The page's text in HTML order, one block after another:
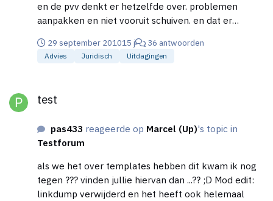
en de pvv denkt er hetzelfde over. problemen
aanpakken en niet vooruit schuiven. en dat er
wegen is al een heel positief begin. De veiligheid is
ook een belangrijk punt van dit kabinet en dat is
29 september 201015 j 36 antwoorden
Advies Juridisch Uitdagingen
test
pas433 reageerde op Marcel (Up)'s topic in
Testforum
als we het over templates hebben dit kwam ik nog
tegen ??? vinden jullie hiervan dan ...?? ;D Mod edit:
linkdump verwijderd en het heeft ook helemaal